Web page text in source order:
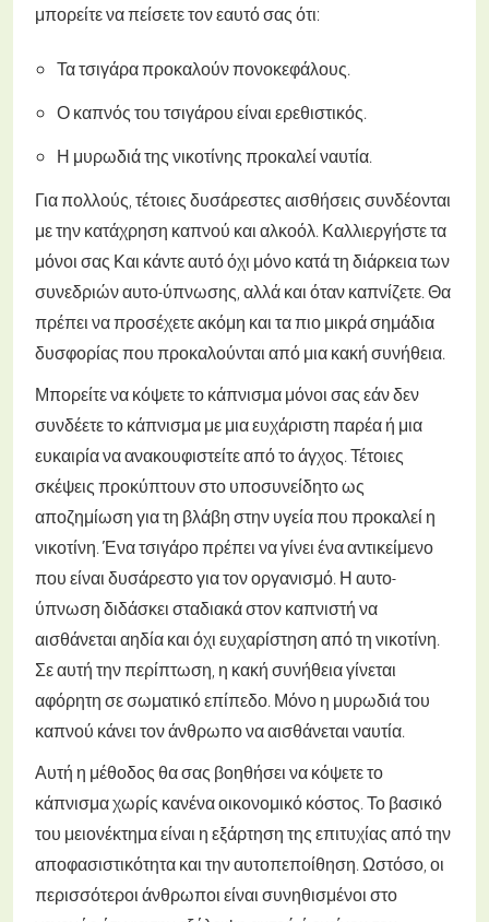
μπορείτε να πείσετε τον εαυτό σας ότι:
Τα τσιγάρα προκαλούν πονοκεφάλους.
Ο καπνός του τσιγάρου είναι ερεθιστικός.
Η μυρωδιά της νικοτίνης προκαλεί ναυτία.
Για πολλούς, τέτοιες δυσάρεστες αισθήσεις συνδέονται
με την κατάχρηση καπνού και αλκοόλ. Καλλιεργήστε τα
μόνοι σας Και κάντε αυτό όχι μόνο κατά τη διάρκεια των
συνεδριών αυτο-ύπνωσης, αλλά και όταν καπνίζετε. Θα
πρέπει να προσέχετε ακόμη και τα πιο μικρά σημάδια
δυσφορίας που προκαλούνται από μια κακή συνήθεια.
Μπορείτε να κόψετε το κάπνισμα μόνοι σας εάν δεν
συνδέετε το κάπνισμα με μια ευχάριστη παρέα ή μια
ευκαιρία να ανακουφιστείτε από το άγχος. Τέτοιες
σκέψεις προκύπτουν στο υποσυνείδητο ως
αποζημίωση για τη βλάβη στην υγεία που προκαλεί η
νικοτίνη. Ένα τσιγάρο πρέπει να γίνει ένα αντικείμενο
που είναι δυσάρεστο για τον οργανισμό. Η αυτο-
ύπνωση διδάσκει σταδιακά στον καπνιστή να
αισθάνεται αηδία και όχι ευχαρίστηση από τη νικοτίνη.
Σε αυτή την περίπτωση, η κακή συνήθεια γίνεται
αφόρητη σε σωματικό επίπεδο. Μόνο η μυρωδιά του
καπνού κάνει τον άνθρωπο να αισθάνεται ναυτία.
Αυτή η μέθοδος θα σας βοηθήσει να κόψετε το
κάπνισμα χωρίς κανένα οικονομικό κόστος. Το βασικό
του μειονέκτημα είναι η εξάρτηση της επιτυχίας από την
αποφασιστικότητα και την αυτοπεποίθηση. Ωστόσο, οι
περισσότεροι άνθρωποι είναι συνηθισμένοι στο